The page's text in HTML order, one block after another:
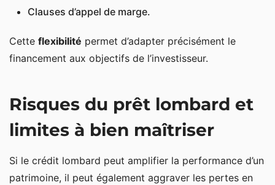
Clauses d’appel de marge.
Cette flexibilité permet d’adapter précisément le
financement aux objectifs de l’investisseur.
Risques du prêt lombard et
limites à bien maîtriser
Si le crédit lombard peut amplifier la performance d’un
patrimoine, il peut également aggraver les pertes en